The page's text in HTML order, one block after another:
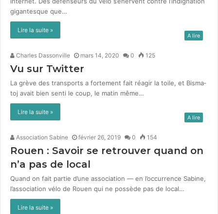
gigan­tesque que…
Lire la suite »
A lire
Charles Dassonville mars 14, 2020 0 125
Vu sur Twitter
La grève des trans­ports a forte­ment fait réa­gir la toile, et Bis­ma­
toj avait bien sen­ti le coup, le matin même…
Lire la suite »
A lire
Association Sabine février 26, 2019 0 154
Rouen : Savoir se retrouver quand on
n’a pas de local
Quand on fait par­tie d’une asso­ci­a­tion — en l’occurrence Sabine,
l’association vélo de Rouen qui ne pos­sède pas de local…
Lire la suite »